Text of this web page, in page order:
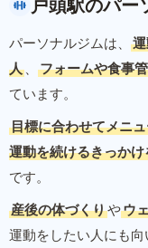
戸頭駅のパー
パーソナルジムは、
人 、 フォームや食事
ています。
目標に合わせてメニ
運動を続けるきっか
です。
産後の体づくりやウ
運動をしたい人にも向